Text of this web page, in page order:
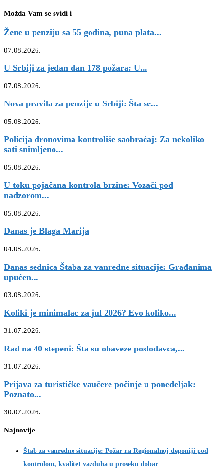
Možda Vam se svidi i
Žene u penziju sa 55 godina, puna plata...
07.08.2026.
U Srbiji za jedan dan 178 požara: U...
07.08.2026.
Nova pravila za penzije u Srbiji: Šta se...
05.08.2026.
Policija dronovima kontroliše saobraćaj: Za nekoliko
sati snimljeno...
05.08.2026.
U toku pojačana kontrola brzine: Vozači pod
nadzorom...
05.08.2026.
Danas je Blaga Marija
04.08.2026.
Danas sednica Štaba za vanredne situacije: Građanima
upućen...
03.08.2026.
Koliki je minimalac za jul 2026? Evo koliko...
31.07.2026.
Rad na 40 stepeni: Šta su obaveze poslodavca,...
31.07.2026.
Prijava za turističke vaučere počinje u ponedeljak:
Poznato...
30.07.2026.
Najnovije
Štab za vanredne situacije: Požar na Regionalnoj deponiji pod
kontrolom, kvalitet vazduha u proseku dobar